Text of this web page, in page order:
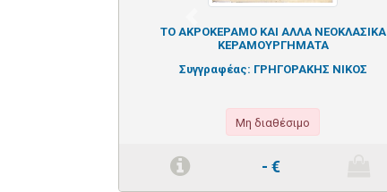
ΤΟ ΑΚΡΟΚΕΡΑΜΟ ΚΑΙ ΑΛΛΑ ΝΕΟΚΛΑΣΙΚΑ
ΚΕΡΑΜΟΥΡΓΗΜΑΤΑ
Συγγραφέας: ΓΡΗΓΟΡΑΚΗΣ ΝΙΚΟΣ
Μη διαθέσιμο
- €
Previous